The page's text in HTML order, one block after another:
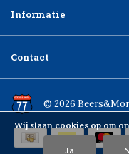
Informatie
Contact
© 2026
Wij slaan cookies op om
Ja